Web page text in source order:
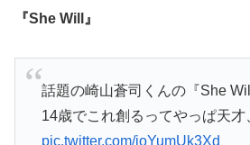
『She Will』
話題の崎山蒼司くんの『She Will
14歳でこれ創るってやっぱ天才
pic.twitter.com/joYumUk3Xd